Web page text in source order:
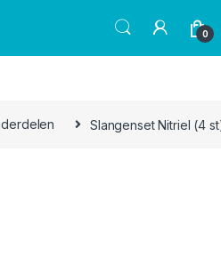
0
Slangenset Nitriel (4